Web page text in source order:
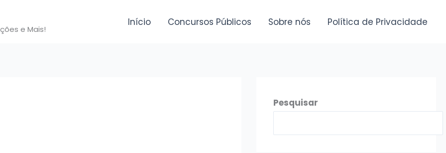
e Mais!
Início Concursos Públicos Sobre nós Política de Privacidade
Pesquisar